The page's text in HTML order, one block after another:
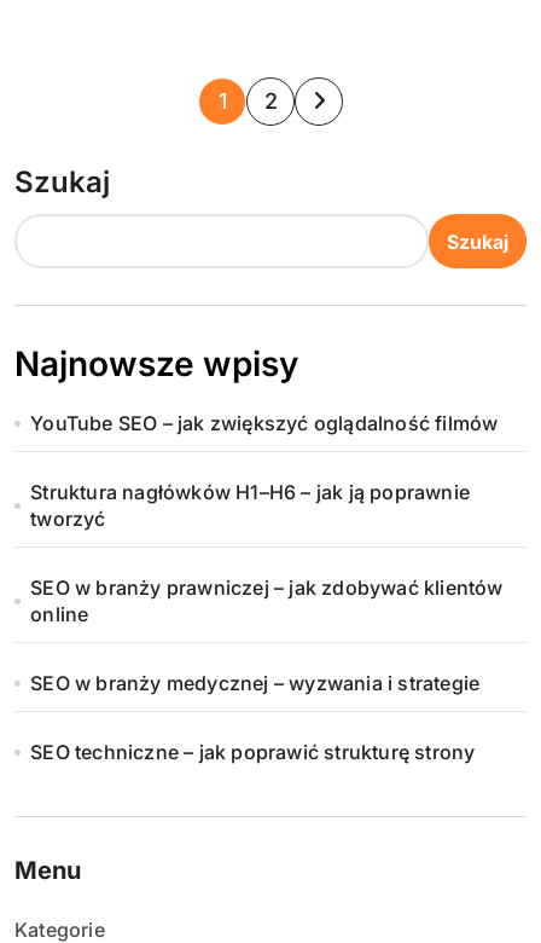
S
n
i
o
w
a
n
i
e
w
1 2
Szukaj
Szukaj
Najnowsze wpisy
YouTube SEO – jak zwiększyć oglądalność filmów
Struktura nagłówków H1–H6 – jak ją poprawnie
tworzyć
SEO w branży prawniczej – jak zdobywać klientów
online
SEO w branży medycznej – wyzwania i strategie
SEO techniczne – jak poprawić strukturę strony
Menu
Kategorie